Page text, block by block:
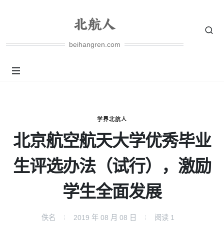
beihangren.com
学界北航人
北京航空航天大学优秀毕业
生评选办法（试行），激励
学生全面发展
佚名 2019 年 08 月 08 日 阅读 1